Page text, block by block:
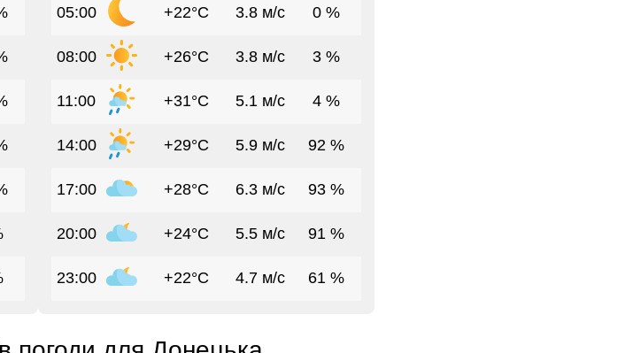
05:00 +22°C 3.8 м/с 0 %
08:00 +26°C 3.8 м/с 3 %
11:00 +31°C 5.1 м/с 4 %
14:00 +29°C 5.9 м/с 92 %
17:00 +28°C 6.3 м/с 93 %
20:00 +24°C 5.5 м/с 91 %
23:00 +22°C 4.7 м/с 61 %